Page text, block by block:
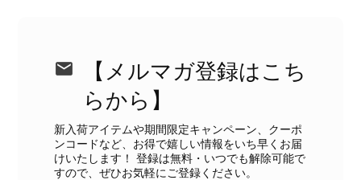
きはたまたまだと思っていましたが、今回も掲載内容だけでは判
断できない状態の商品が届きとても残念です。 決して安い買い物
ではなかったため、ショックも大きかったです。 私は今後こちら
で購入することはないですが、同じような思いをする購入者が出
ないよう、商品の状態をより正確に記載し、見えない部分も含め
て写真や説明で分かるよう改善していただきたいです。
【メルマガ登録はこち
らから】
新入荷アイテムや期間限定キャンペーン、クーポ
ンコードなど、お得で嬉しい情報をいち早くお届
けいたします！ 登録は無料・いつでも解除可能で
すので、ぜひお気軽にご登録ください。